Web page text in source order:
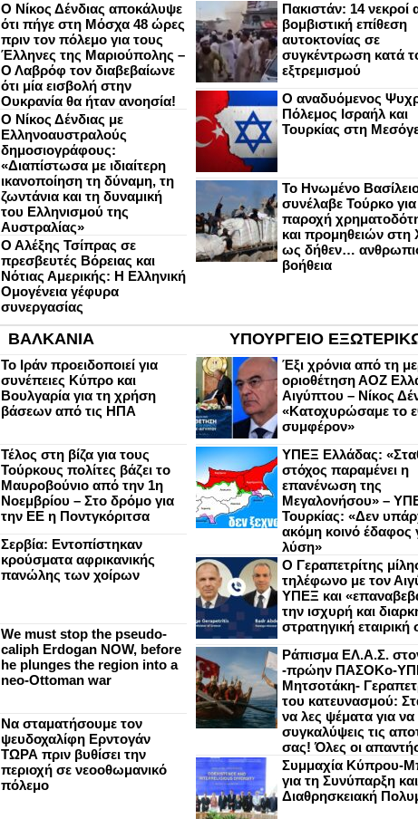
Ο Νίκος Δένδιας αποκάλυψε
ότι πήγε στη Μόσχα 48 ώρες
πριν τον πόλεμο για τους
Έλληνες της Μαριούπολης –
Ο Λαβρόφ τον διαβεβαίωνε
ότι μία εισβολή στην
Ουκρανία θα ήταν ανοησία!
Ο Νίκος Δένδιας με
Ελληνοαυστραλούς
δημοσιογράφους:
«Διαπίστωσα με ιδιαίτερη
ικανοποίηση τη δύναμη, τη
ζωντάνια και τη δυναμική
του Ελληνισμού της
Αυστραλίας»
Ο Αλέξης Τσίπρας σε
πρεσβευτές Βόρειας και
Νότιας Αμερικής: Η Ελληνική
Ομογένεια γέφυρα
συνεργασίας
Πακιστάν: 14 νεκροί
βομβιστική επίθεση
αυτοκτονίας σε
συγκέντρωση κατά
εξτρεμισμού
Ο αναδυόμενος
Πόλεμος Ισραήλ και
Τουρκίας στη
Το Ηνωμένο
συνέλαβε Τούρκο για
παροχή
και προμηθειών στη
ως δήθεν…
βοήθεια
ΒΑΛΚΑΝΙΑ
Το Ιράν προειδοποιεί για
συνέπειες Κύπρο και
Βουλγαρία για τη χρήση
βάσεων από τις ΗΠΑ
Τέλος στη βίζα για τους
Τούρκους πολίτες βάζει το
Μαυροβούνιο από την 1η
Νοεμβρίου – Στο δρόμο για
την ΕΕ η Ποντγκόριτσα
Σερβία: Εντοπίστηκαν
κρούσματα αφρικανικής
πανώλης των χοίρων
We must stop the pseudo-
caliph Erdogan NOW, before
he plunges the region into a
neo-Ottoman war
Να σταματήσουμε τον
ψευδοχαλίφη Ερντογάν
ΤΩΡΑ πριν βυθίσει την
περιοχή σε νεοοθωμανικό
πόλεμο
ΥΠΟΥΡΓΕΙΟ
Έξι χρόνια από τη
οριοθέτηση ΑΟΖ
Αιγύπτου – Νίκος
«Κατοχυρώσαμε το
συμφέρον»
ΥΠΕΞ Ελλάδας:
στόχος παραμένει η
επανένωση της
Μεγαλονήσου» –
Τουρκίας: «Δεν
ακόμη κοινό έδαφος
λύση»
Ο Γεραπετρίτης
τηλέφωνο με τον
ΥΠΕΞ και
την ισχυρή και
στρατηγική
Ράπισμα ΕΛ.Α.Σ.
-πρώην ΠΑΣΟΚο-
Μητσοτάκη-
του κατευνασμού:
να λες ψέματα για να
συγκαλύψεις τις
σας! Όλες οι
Συμμαχία Κύπρου-
για τη Συνύπαρξη
Διαθρησκειακή